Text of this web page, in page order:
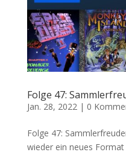
Folge 47:
Jan. 28, 2022 | 0
Folge 47:
wieder ein neues Format